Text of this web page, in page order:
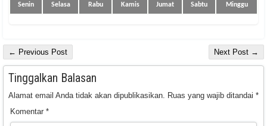
Senin Selasa Rabu Kamis Jumat Sabtu Minggu
← Previous Post Next Post →
Tinggalkan Balasan
Alamat email Anda tidak akan dipublikasikan. Ruas yang wajib ditandai *
Komentar *